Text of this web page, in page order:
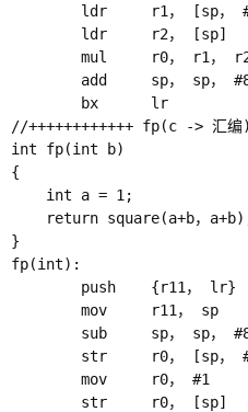
ldr     r1， [sp，
ldr     r2， [sp]
mul     r0， r1，
add     sp， sp， #8
bx      lr
//++++++++++++ fp(c -> 汇编
int fp(int b)
{
    int a = 1;
return square(a+b，
}
fp(int):
push    {r11， lr}
mov     r11， sp
sub     sp， sp， #8
str     r0， [sp，
mov     r0， #1
str     r0， [sp]